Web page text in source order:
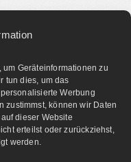
Geräteinformationen zu
tun dies, um das
Werbung
zustimmst, können wir Daten
dieser Website
erteilst oder zurückziehst,
werden.